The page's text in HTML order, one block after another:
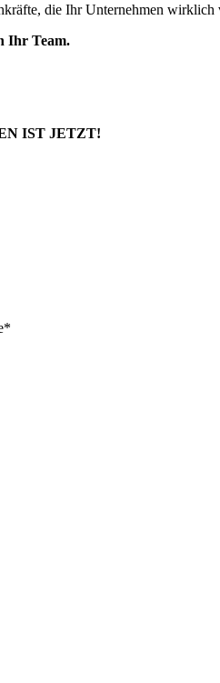
die Ihr Unternehmen
Ihr Team.
IST JETZT!